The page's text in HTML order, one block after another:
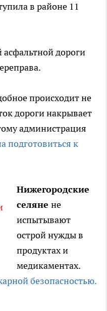
в районе 11
дороги
происходит не
дороги накрывает
администрация
подготовиться к
Нижегородские
селяне не
испытывают
острой нужды в
продуктах и
медикаментах.
безопасностью.